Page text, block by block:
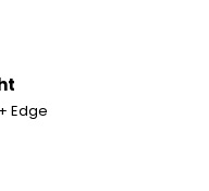
Edge